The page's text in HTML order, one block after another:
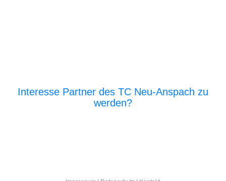
Interesse Partner des TC Neu-Anspach zu
werden?